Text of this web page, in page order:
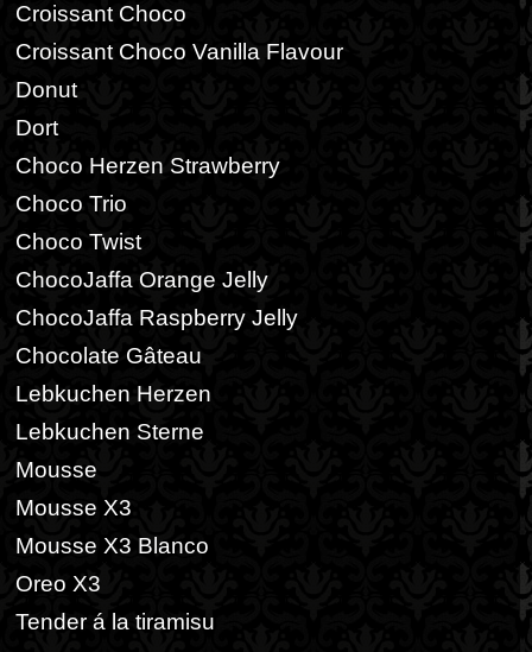
Croissant Choco
Croissant Choco Vanilla Flavour
Donut
Dort
Choco Herzen Strawberry
Choco Trio
Choco Twist
ChocoJaffa Orange Jelly
ChocoJaffa Raspberry Jelly
Chocolate Gâteau
Lebkuchen Herzen
Lebkuchen Sterne
Mousse
Mousse X3
Mousse X3 Blanco
Oreo X3
Tender á la tiramisu